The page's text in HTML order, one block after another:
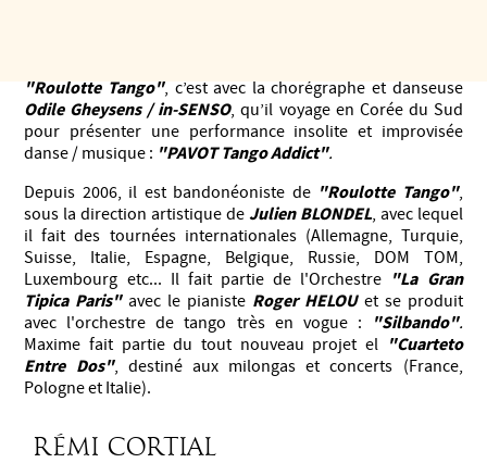
"Roulotte Tango", c’est avec la chorégraphe et danseuse
Odile Gheysens / in-SENSO, qu’il voyage en Corée du Sud
pour présenter une performance insolite et improvisée
danse / musique : "PAVOT Tango Addict".
Depuis 2006, il est bandonéoniste de "Roulotte Tango",
sous la direction artistique de Julien BLONDEL, avec lequel
il fait des tournées internationales (Allemagne, Turquie,
Suisse, Italie, Espagne, Belgique, Russie, DOM TOM,
Luxembourg etc... Il fait partie de l'Orchestre "La Gran
Tipica Paris"avec le pianiste Roger HELOUet se produit
avec l'orchestre de tango très en vogue :
"Silbando".
Maxime fait partie du tout nouveau projet el "Cuarteto
Entre Dos", destiné aux milongas et concerts (France,
Pologne et Italie).
Rémi Cortial